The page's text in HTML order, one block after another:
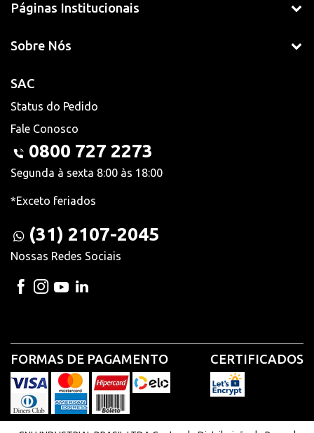
Páginas Institucionais
Sobre Nós
SAC
Status do Pedido
Fale Conosco
0800 727 2273
Segunda à sexta 8:00 às 18:00
*Exceto feriados
(31) 2107-2045
Nossas Redes Sociais
FORMAS DE PAGAMENTO CERTIFICADOS